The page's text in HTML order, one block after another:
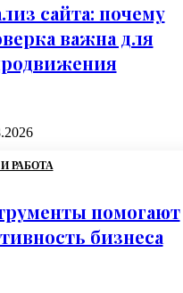
сайта: почему
важна для
РАБОТА
помогают
бизнеса